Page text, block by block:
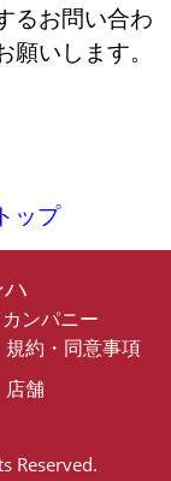
るお問い合わ
願いします。
ップ
ンパニー
規約・同意事項
店舗
Reserved.